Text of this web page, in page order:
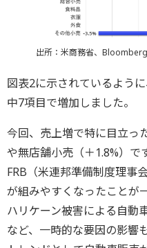
出所：米商務省、
図表2に示されているよう
中7項目で増加しました。
今回、売上増で特に目立っ
や無店舗小売（＋1.8%）で
FRB（米連邦準備制度理事
が組みやすくなったことが
ハリケーン被害による自動
など、一時的な要因の影響